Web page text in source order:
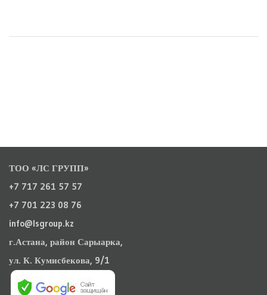
ТОО «ЛС ГРУПП»
+7 717 261 57 57
+7 701 223 08 76
info@lsgroup.kz
г.Астана, район Сарыарка,
ул. К. Кумисбекова, 9/1